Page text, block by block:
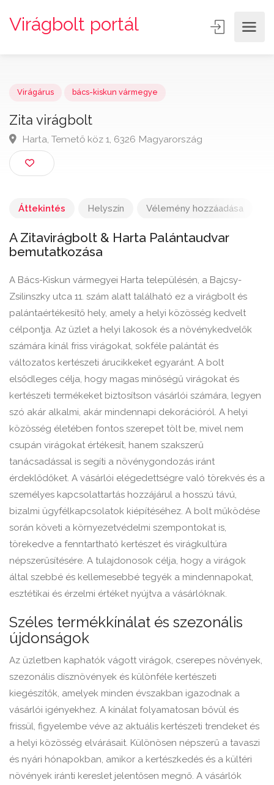
Virágbolt portál
Zita virágbolt
Harta, Temető köz 1, 6326 Magyarország
Áttekintés Helyszín Vélemény hozzáadása
A Zitavirágbolt & Harta Palántaudvar
bemutatkozása
A Bács-Kiskun vármegyei Harta településén, a Bajcsy-
Zsilinszky utca 11. szám alatt található ez a virágbolt és
palántaértékesítő hely, amely a helyi közösség kedvelt
célpontja. Az üzlet a helyi lakosok és a növénykedvelők
számára kínál friss virágokat, sokféle palántát és
változatos kertészeti árucikkeket egyaránt. A bolt
elsődleges célja, hogy magas minőségű virágokat és
kertészeti termékeket biztosítson vásárlói számára, legyen
szó akár alkalmi, akár mindennapi dekorációról. A helyi
közösség életében fontos szerepet tölt be, mivel nem
csupán virágokat értékesít, hanem szakszerű
tanácsadással is segíti a növénygondozás iránt
érdeklődőket. A vásárlói elégedettségre való törekvés és a
személyes kapcsolattartás hozzájárul a hosszú távú,
bizalmi ügyfélkapcsolatok kiépítéséhez. A bolt működése
során követi a környezetvédelmi szempontokat is,
törekedve a fenntartható kertészet és virágkultúra
népszerűsítésére. A tulajdonosok célja, hogy a virágok
által szebbé és kellemesebbé tegyék a mindennapokat,
esztétikai és érzelmi értéket nyújtva a vásárlóknak.
Széles termékkínálat és szezonális
újdonságok
Az üzletben kaphatók vágott virágok, cserepes növények,
szezonális dísznövények és különféle kertészeti
kiegészítők, amelyek minden évszakban igazodnak a
vásárlói igényekhez. A kínálat folyamatosan bővül és
frissül, figyelembe véve az aktuális kertészeti trendeket és
a helyi közösség elvárásait. Különösen népszerű a tavaszi
és nyári hónapokban, amikor a kertészkedés és a kültéri
növények iránti kereslet jelentősen megnő. A vásárlók